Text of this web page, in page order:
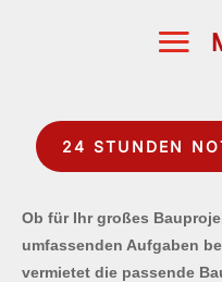
24 STUNDEN
Ob für Ihr großes
umfassenden Aufgaben
vermietet die passende